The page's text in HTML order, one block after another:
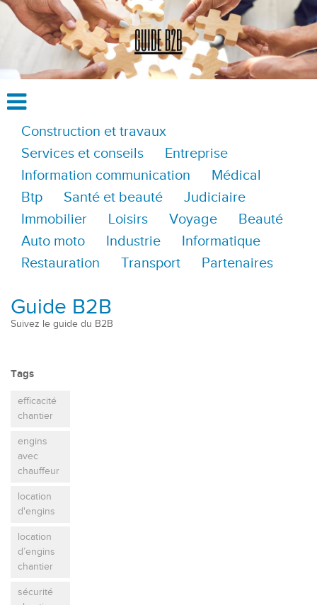
Construction et travaux
Services et conseils
Entreprise
Information communication
Médical
Btp
Santé et beauté
Judiciaire
Immobilier
Loisirs Voyage
Beauté
Auto moto
Industrie
Informatique
Restauration
Transport Partenaires
Guide B2B
Suivez le guide du B2B
Tags
efficacité
chantier
engins
avec
chauffeur
location
d'engins
location
d’engins
chantier
sécurité